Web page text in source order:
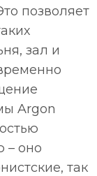
позволяет
зал и
Argon
– оно
так